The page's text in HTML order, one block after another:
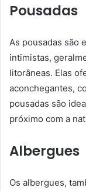
Pousadas
As pousadas são
intimistas,
litorâneas. Elas
aconchegantes,
pousadas são
próximo com a
Albergues
Os albergues,